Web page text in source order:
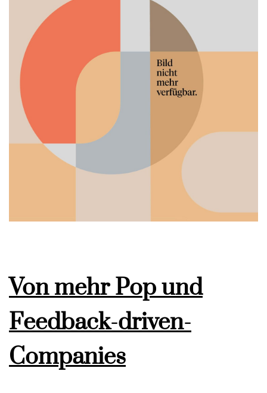
Von mehr Pop und
Feedback-driven-
Companies